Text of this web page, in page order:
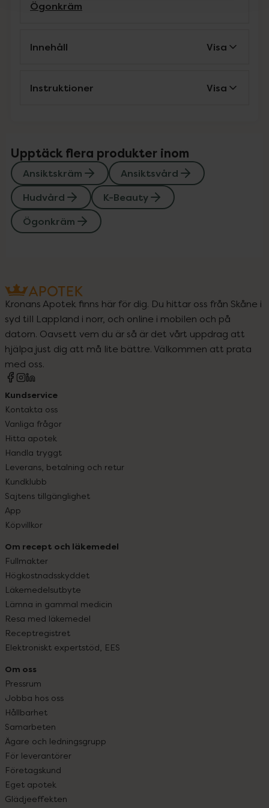
Ögonkräm
Innehåll Visa
Instruktioner Visa
Upptäck flera produkter inom
Ansiktskräm
Ansiktsvård
Hudvård
K-Beauty
Ögonkräm
Kronans Apotek finns här för dig. Du hittar oss från Skåne i
syd till Lappland i norr, och online i mobilen och på
datorn. Oavsett vem du är så är det vårt uppdrag att
hjälpa just dig att må lite bättre. Välkommen att prata
med oss.
Kundservice
Kontakta oss
Vanliga frågor
Hitta apotek
Handla tryggt
Leverans, betalning och retur
Kundklubb
Sajtens tillgänglighet
App
Köpvillkor
Om recept och läkemedel
Fullmakter
Högkostnadsskyddet
Läkemedelsutbyte
Lämna in gammal medicin
Resa med läkemedel
Receptregistret
Elektroniskt expertstöd, EES
Om oss
Pressrum
Jobba hos oss
Hållbarhet
Samarbeten
Ägare och ledningsgrupp
För leverantörer
Företagskund
Eget apotek
Glädjeeffekten